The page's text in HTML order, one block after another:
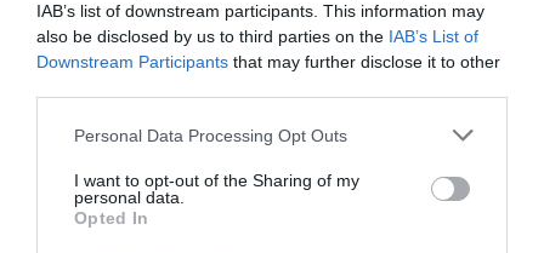
IAB’s list of downstream participants. This information may
also be disclosed by us to third parties on the IAB’s List of
Downstream Participants that may further disclose it to other
Personal Data Processing Opt Outs
I want to opt-out of the Sharing of my
personal data.
Opted In
Στον ρόλο της μητέρας ακούγεται η φωνή της
Μαρίας Καβογιάννη
Το τραγούδι «Στην Επόμενη Ζωή» έγραψε ειδικά
για την παράσταση ο Θέμης Καραμουρατίδης σε
στίχους Γεράσιμου Ευαγγελάτου.